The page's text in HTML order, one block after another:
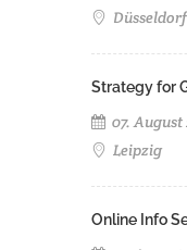
Düsseldorf
Strategy for
07. August
Leipzig
Online Info